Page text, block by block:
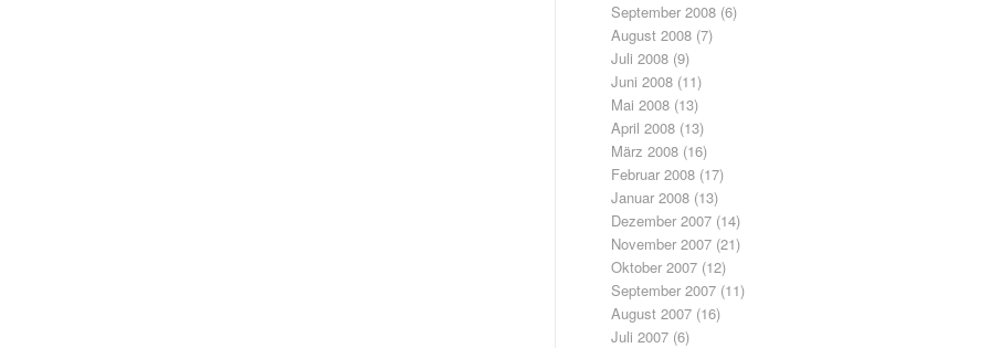
September 2008 (6)
August 2008 (7)
Juli 2008 (9)
Juni 2008 (11)
Mai 2008 (13)
April 2008 (13)
März 2008 (16)
Februar 2008 (17)
Januar 2008 (13)
Dezember 2007 (14)
November 2007 (21)
Oktober 2007 (12)
September 2007 (11)
August 2007 (16)
Juli 2007 (6)